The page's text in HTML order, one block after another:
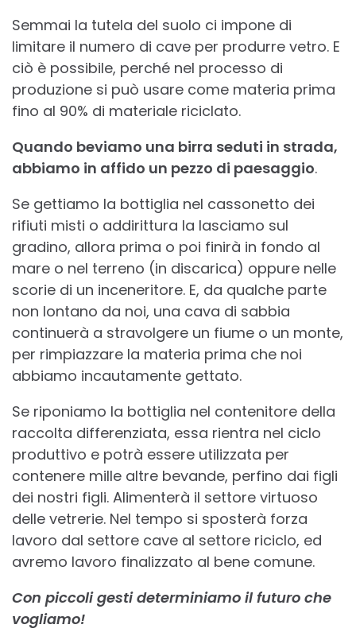
Semmai la tutela del suolo ci impone di
limitare il numero di cave per produrre vetro. E
ciò è possibile, perché nel processo di
produzione si può usare come materia prima
fino al 90% di materiale riciclato.
Quando beviamo una birra seduti in strada,
abbiamo in affido un pezzo di paesaggio.
Se gettiamo la bottiglia nel cassonetto dei
rifiuti misti o addirittura la lasciamo sul
gradino, allora prima o poi finirà in fondo al
mare o nel terreno (in discarica) oppure nelle
scorie di un inceneritore. E, da qualche parte
non lontano da noi, una cava di sabbia
continuerà a stravolgere un fiume o un monte,
per rimpiazzare la materia prima che noi
abbiamo incautamente gettato.
Se riponiamo la bottiglia nel contenitore della
raccolta differenziata, essa rientra nel ciclo
produttivo e potrà essere utilizzata per
contenere mille altre bevande, perfino dai figli
dei nostri figli. Alimenterà il settore virtuoso
delle vetrerie. Nel tempo si sposterà forza
lavoro dal settore cave al settore riciclo, ed
avremo lavoro finalizzato al bene comune.
Con piccoli gesti determiniamo il futuro che
vogliamo!